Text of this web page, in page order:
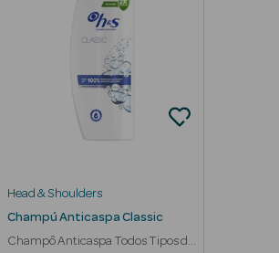
Head & Shoulders
Champú Anticaspa Classic
Champô Anticaspa Todos Tipos de